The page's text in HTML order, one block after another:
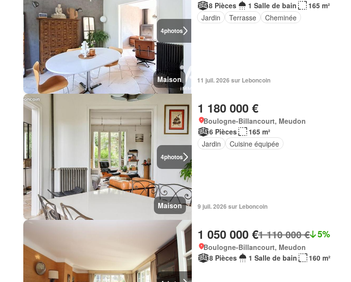
4photos
Maison
8 Pièces
1 Salle de bain
165 m²
Jardin
Terrasse Cheminée
11 juil. 2026 sur Leboncoin
4photos
Maison
1 180 000 €
Boulogne-Billancourt, Meudon
6 Pièces
165 m²
Jardin
Cuisine équipée
9 juil. 2026 sur Leboncoin
1 050 000 €1 110 000 € 5%
Boulogne-Billancourt, Meudon
8 Pièces
1 Salle de bain 160 m²